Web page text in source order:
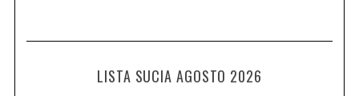
LISTA SUCIA AGOSTO 2026